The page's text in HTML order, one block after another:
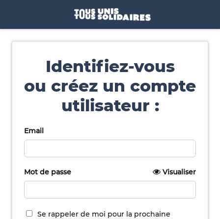
Identifiez-vous
ou créez un compte
utilisateur :
Email
Mot de passe Visualiser
Se rappeler de moi pour la prochaine